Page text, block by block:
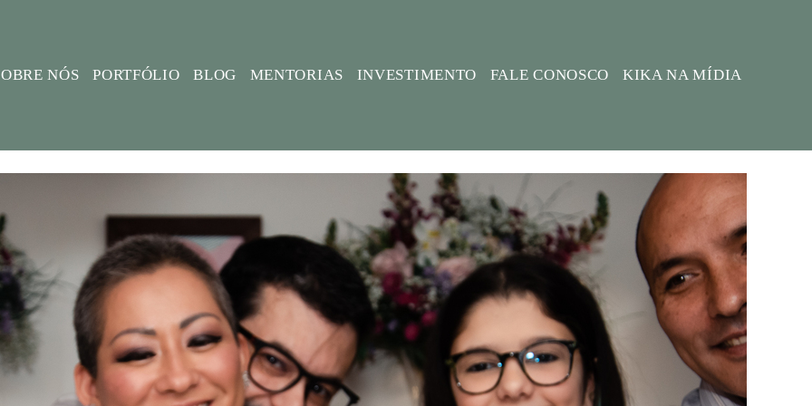
NÓS PORTFÓLIO BLOG MENTORIAS INVESTIMENTO FALE CONOSCO KIKA NA MÍDIA